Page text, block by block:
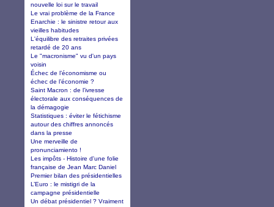
nouvelle loi sur le travail
Le vrai problème de la France
Enarchie : le sinistre retour aux
vieilles habitudes
L'équilibre des retraites privées
retardé de 20 ans
Le "macronisme" vu d'un pays
voisin
Échec de l’économisme ou
échec de l’économie ?
Saint Macron : de l’ivresse
électorale aux conséquences de
la démagogie
Statistiques : éviter le fétichisme
autour des chiffres annoncés
dans la presse
Une merveille de
pronunciamiento !
Les impôts - Histoire d'une folie
française de Jean Marc Daniel
Premier bilan des présidentielles
L’Euro : le mistigri de la
campagne présidentielle
Un débat présidentiel ? Vraiment